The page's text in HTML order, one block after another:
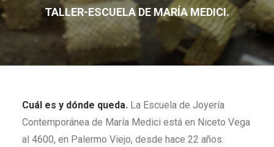
TALLER-ESCUELA DE MARÍA MEDICI.
Cuál es y dónde queda. La Escuela de Joyería
Contemporánea de María Medici está en Niceto Vega
al 4600, en Palermo Viejo, desde hace 22 años.